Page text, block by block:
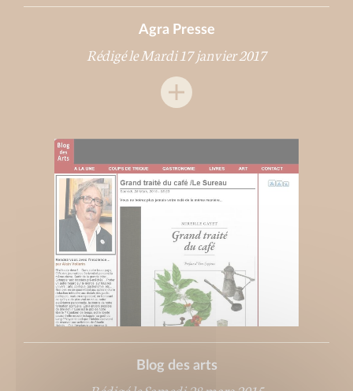
Agra Presse
Rédigé le Mardi 17 janvier 2017
Blog des arts